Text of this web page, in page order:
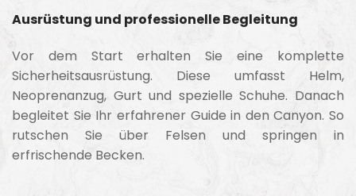
Ausrüstung und professionelle Begleitung
Vor dem Start erhalten Sie eine komplette
Sicherheitsausrüstung. Diese umfasst Helm,
Neoprenanzug, Gurt und spezielle Schuhe. Danach
begleitet Sie Ihr erfahrener Guide in den Canyon. So
rutschen Sie über Felsen und springen in
erfrischende Becken.